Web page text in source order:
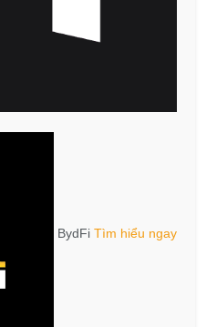
BydFi Tìm hiểu ngay